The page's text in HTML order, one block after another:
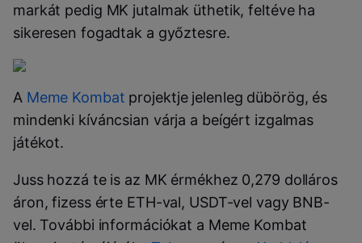
markát pedig MK jutalmak üthetik, feltéve ha
sikeresen fogadtak a győztesre.
A Meme Kombat projektje jelenleg dübörög, és
mindenki kíváncsian várja a beígért izgalmas
játékot.
Juss hozzá te is az MK érmékhez 0,279 dolláros
áron, fizess érte ETH-val, USDT-vel vagy BNB-
vel. További információkat a Meme Kombat